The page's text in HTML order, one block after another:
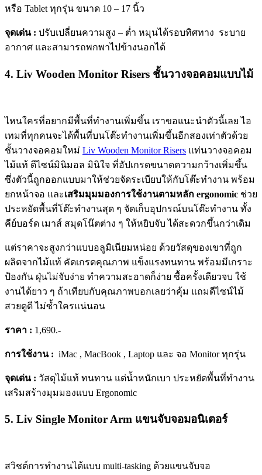
หรือ Tablet ทุกรุ่น ขนาด 10 – 17 นิ้ว
จุดเด่น : ปรับเปลี่ยนความสูง – ต่ำ หมุนได้รอบทิศทาง ระบาย
อากาศ และสามารถพกพาไปข้างนอกได้
4. Liv Wooden Monitor Risers ชั้นวางจอคอมแบบไม้
ไหนใครที่อยากมีพื้นที่ทำงานเพิ่มขึ้น เราขอแนะนำตัวนี้เลย ไอ
เทมที่ทุกคนจะได้พื้นที่บนโต๊ะทำงานเพิ่มขึ้นอีกสองเท่าตัวด้วย
ชั้นวางจอคอมใหม่ Liv Wooden Monitor Risers แท่นวางจอคอม
ไม้แท้ ดีไซน์มินิมอล มินิใจ ที่อัปเกรดขนาดความกว้างเพิ่มขึ้น
ซึ่งตัวนี้ถูกออกแบบมาให้ช่วยจัดระเบียบให้กับโต๊ะทำงาน พร้อม
ยกหน้าจอ และเสริมมุมมองการใช้งานตามหลัก ergonomic ช่วย
ประหยัดพื้นที่โต๊ะทำงานสุด ๆ จัดเก็บอุปกรณ์บนโต๊ะทำงาน ทั้ง
คีย์บอร์ด เมาส์ สมุดโน๊ตต่าง ๆ ให้หยิบจับ ได้สะดวกขึ้นกว่าเดิม
แต่ราคาจะสูงกว่าแบบอลูมิเนียมหน่อย ด้วยวัสดุของเขาที่ถูก
ผลิตจากไม้แท้ คัดเกรดคุณภาพ แข็งแรงทนทาน พร้อมมีเกราะ
ป้องกัน ฝุ่นไม่จับง่าย ทำความสะอาดก็ง่าย ซื้อครั้งเดียวจบ ใช้
งานได้ยาว ๆ ถ้าเทียบกับคุณภาพบอกเลยว่าคุ้ม แถมดีไซน์ไม้
สวยดูดี ไม่ซ้ำใครแน่นอน
ราคา : 1,690.-
การใช้งาน : iMac , MacBook , Laptop และ จอ Monitor ทุกรุ่น
จุดเด่น : วัสดุไม้แท้ ทนทาน แต่น้ำหนักเบา ประหยัดพื้นที่ทำงาน
เสริมสร้างมุมมองแบบ Ergonomic
5. Liv Single Monitor Arm แขนจับจอมอนิเตอร์
สวิชต์การทำงานได้แบบ multi-tasking ด้วยแขนจับจอ